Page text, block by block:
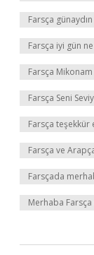
Farsça
Farsça iyi gün
Farsça
Farsça Seni
Farsça
Farsça ve
Farsçada
Merhaba Farsça